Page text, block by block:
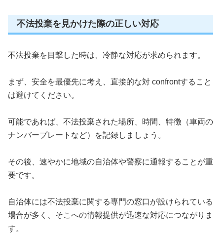
不法投棄を見かけた際の正しい対応
不法投棄を目撃した時は、冷静な対応が求められます。
まず、安全を最優先に考え、直接的な対 confrontすること
は避けてください。
可能であれば、不法投棄された場所、時間、特徴（車両の
ナンバープレートなど）を記録しましょう。
その後、速やかに地域の自治体や警察に通報することが重
要です。
自治体には不法投棄に関する専門の窓口が設けられている
場合が多く、そこへの情報提供が迅速な対応につながりま
す。